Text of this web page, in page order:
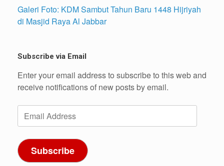
Galeri Foto: KDM Sambut Tahun Baru 1448 Hijriyah
di Masjid Raya Al Jabbar
Subscribe via Email
Enter your email address to subscribe to this web and
receive notifications of new posts by email.
Email
Address
Subscribe